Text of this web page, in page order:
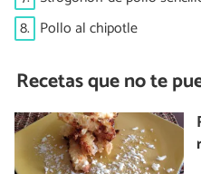
8. Pollo al chipotle
Recetas que no te